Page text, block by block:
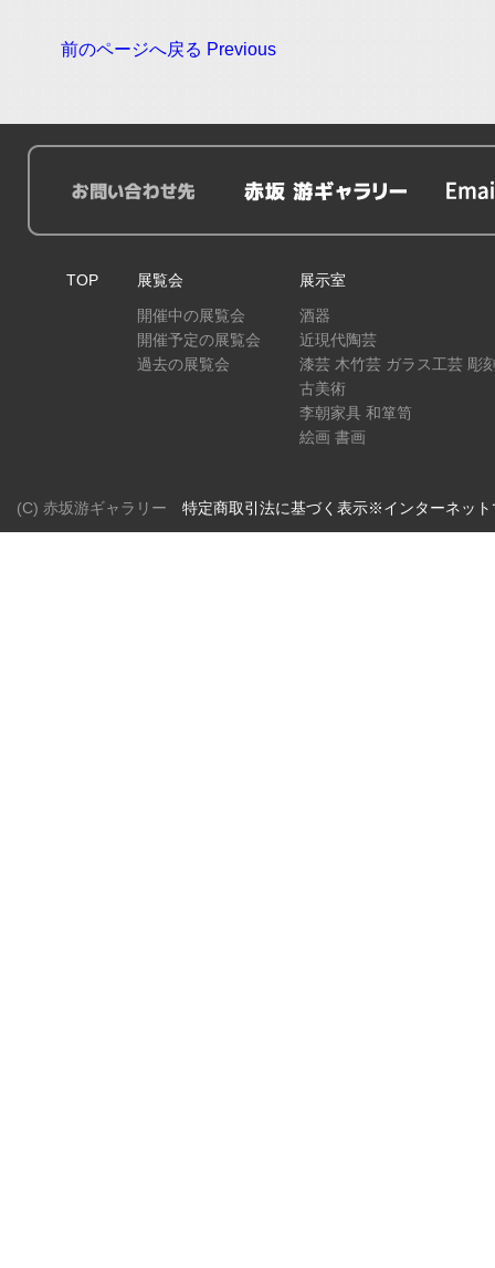
前のページへ戻る Previous
TOP
展覧会
開催中の展覧会
開催予定の展覧会
過去の展覧会
展示室
酒器
近現代陶芸
漆芸 木竹芸 ガラス工芸 彫
古美術
李朝家具 和箪笥
絵画 書画
(C) 赤坂游ギャラリー 特定商取引法に基づく表示※インターネッ